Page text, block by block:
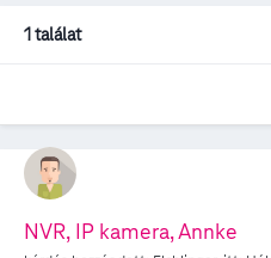
1 találat
NVR, IP kamera, Annke